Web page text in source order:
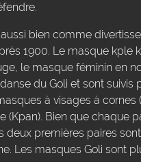
bien comme
1900. Le masque kple
le masque féminin en
du Goli et sont
à visages à
(Kpan). Bien que chaque
deux premières paires
Les masques Goli sont